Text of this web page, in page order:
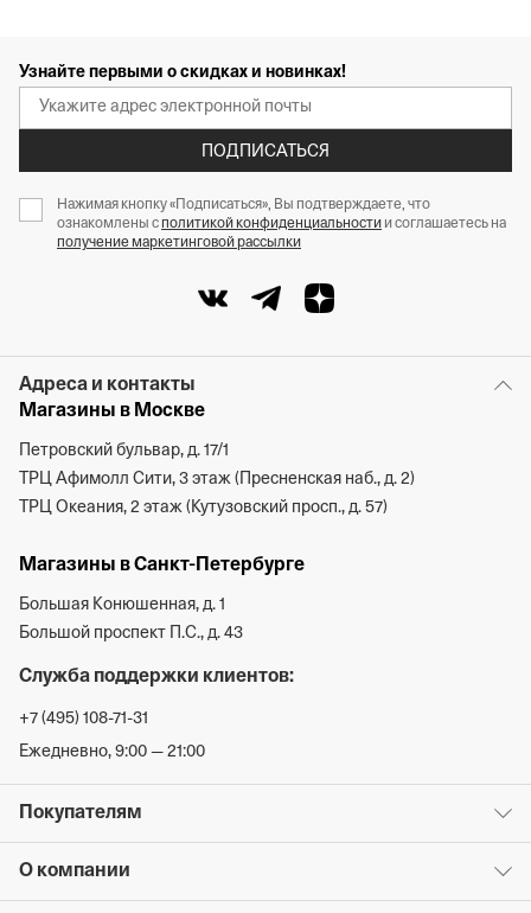
Узнайте первыми о скидках и новинках!
ПОДПИСАТЬСЯ
Нажимая кнопку «Подписаться», Вы подтверждаете, что
ознакомлены с политикой конфиденциальности и соглашаетесь на
получение маркетинговой рассылки
Адреса и контакты
Магазины в Москве
Петровский бульвар, д. 17/1
ТРЦ Афимолл Сити, 3 этаж (Пресненская наб., д. 2)
ТРЦ Океания, 2 этаж (Кутузовский просп., д. 57)
Магазины в Санкт-Петербурге
Большая Конюшенная, д. 1
Большой проспект П.С., д. 43
Служба поддержки клиентов:
+7 (495) 108-71-31
Ежедневно, 9:00 — 21:00
Покупателям
О компании